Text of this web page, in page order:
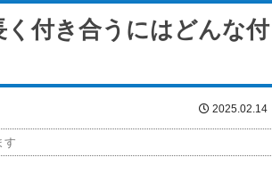
付き合うにはどんな付
2025.02.14
す